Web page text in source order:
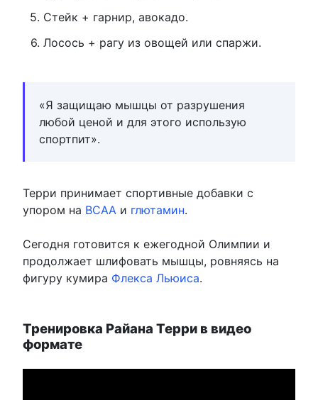
Стейк + гарнир, авокадо.
Лосось + рагу из овощей или спаржи.
«Я защищаю мышцы от разрушения
любой ценой и для этого использую
спортпит».
Терри принимает спортивные добавки с
упором на ВСАА и глютамин.
Сегодня готовится к ежегодной Олимпии и
продолжает шлифовать мышцы, ровняясь на
фигуру кумира Флекса Льюиса.
Тренировка Райана Терри в видео
формате